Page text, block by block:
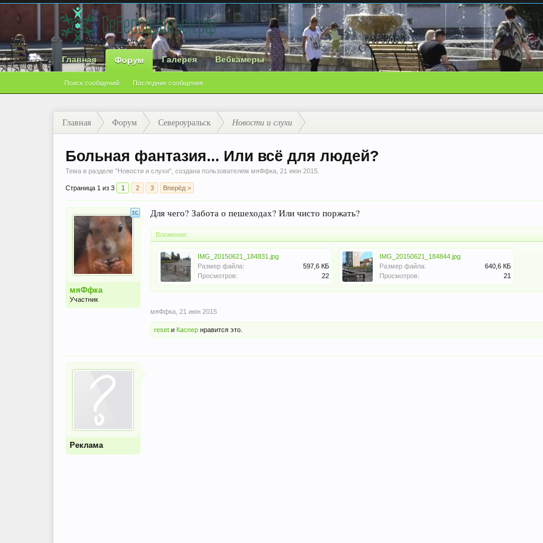
Главная Форум
Поиск сообщений Последние сообщения
Галерея Вебкамеры
Главная Форум Североуральск Новости и слухи
Больная фантазия... Или всё для людей?
Тема в разделе "Новости и слухи", создана пользователем мяФфка 21 июн 2015
Страница 1 из 3 1 2 3 Вперёд >
мяФфка
Участник
Для чего? Забота о пешеходах? Или чисто поржать?
Вложения:
IMG_20150621_184831.jpg
Размер файла:
597,6 КБ
Просмотров:
22
IMG_20150621_184844.jpg
Размер файла:
640,6 КБ
Просмотров:
21
мяФфка 21 июн 2015
reset и Каспер нравится это.
Реклама